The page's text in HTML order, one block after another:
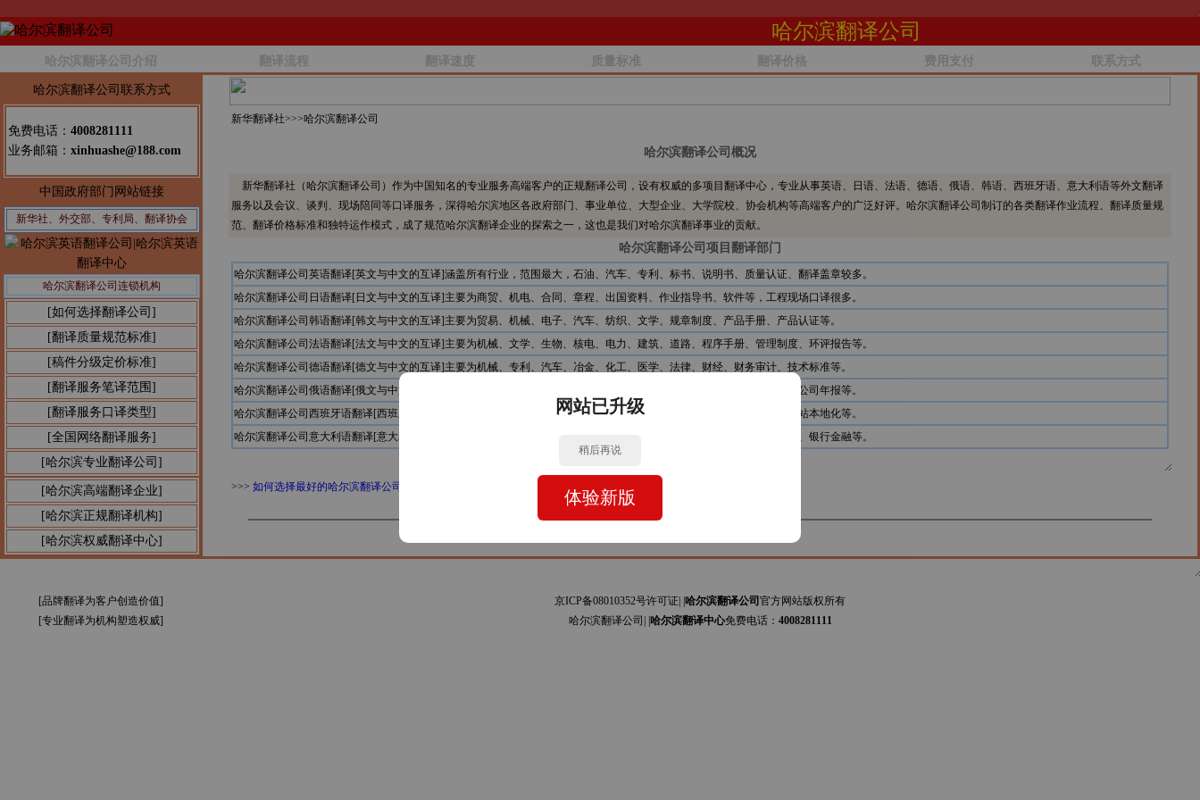
哈尔滨翻译公司
哈尔滨翻译公司介绍 翻译流程 翻译速度 质量标准 翻译价格 费用支付 联系方式
哈尔滨翻译公司联系方式
免费电话： 4008281111
业务邮箱： xinhuashe@188.com
中国政府部门网站链接
新华社、外交部、专利局、翻译协会
哈尔滨翻译公司连锁机构
[如何选择翻译公司]
[翻译质量规范标准]
[稿件分级定价标准]
[翻译服务笔译范围]
[翻译服务口译类型]
[全国网络翻译服务]
[哈尔滨专业翻译公司]
[哈尔滨高端翻译企业]
[哈尔滨正规翻译机构]
[哈尔滨权威翻译中心]
新华翻译社>>>哈尔滨翻译公司
哈尔滨翻译公司概况
新华翻译社（哈尔滨翻译公司）作为中国知名的专业服务高端客户的正规翻译公司，设有权威的多项目翻译中心，专业从事英语、日语、法语、德语、俄语、韩语、西班牙语、意大利语等外文翻译
服务以及会议、谈判、现场陪同等口译服务，深得哈尔滨地区各政府部门、事业单位、大型企业、大学院校、协会机构等高端客户的广泛好评。哈尔滨翻译公司制订的各类翻译作业流程、翻译质量规
范、翻译价格标准和独特运作模式，成了规范哈尔滨翻译企业的探索之一，这也是我们对哈尔滨翻译事业的贡献。
哈尔滨翻译公司项目翻译部门
哈尔滨翻译公司英语翻译[英文与中文的互译]涵盖所有行业，范围最大，石油、汽车、专利、标书、说明书、质量认证、翻译盖章较多。
哈尔滨翻译公司日语翻译[日文与中文的互译]主要为商贸、机电、合同、章程、出国资料、作业指导书、软件等，工程现场口译很多。
哈尔滨翻译公司韩语翻译[韩文与中文的互译]主要为贸易、机械、电子、汽车、纺织、文学、规章制度、产品手册、产品认证等。
哈尔滨翻译公司法语翻译[法文与中文的互译]主要为机械、文学、生物、核电、电力、建筑、道路、程序手册、管理制度、环评报告等。
哈尔滨翻译公司德语翻译[德文与中文的互译]主要为机械、专利、汽车、冶金、化工、医学、法律、财经、财务审计、技术标准等。
哈尔滨翻译公司俄语翻译[俄文与中文的互译]主要为石油、服装、贸易、文学、食品、机电、电信、计算机、审计报告、公司年报等。
哈尔滨翻译公司西班牙语翻译[西班牙文与中文的互译]主要为安装手册、设备规范、会计报表、司法文书、证书文件、网站本地化等。
哈尔滨翻译公司意大利语翻译[意大利文与中文的互译]主要为艺术、贸易、服装、图书、科技论文、工程资料、商标专利、银行金融等。
>>> 如何选择最好的哈尔滨翻译公司
[品牌翻译为客户创造价值]
[专业翻译为机构塑造权威]
京ICP备08010352号许可证| | 哈尔滨翻译公司 官方网站版权所有
哈尔滨翻译公司| |
哈尔滨翻译中心免费电话： 4008281111
网站已升级
稍后再说
体验新版